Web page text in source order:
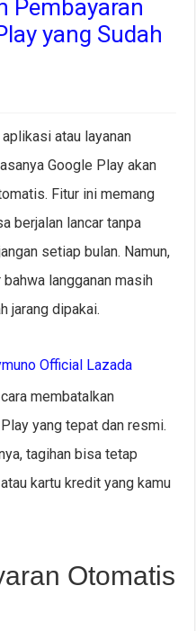
Pembayaran
yang Sudah
atau layanan
Google Play akan
Fitur ini memang
berjalan lancar tanpa
setiap bulan. Namun,
langganan masih
jarang dipakai.
Official Lazada
membatalkan
yang tepat dan resmi.
tagihan bisa tetap
kartu kredit yang kamu
Otomatis